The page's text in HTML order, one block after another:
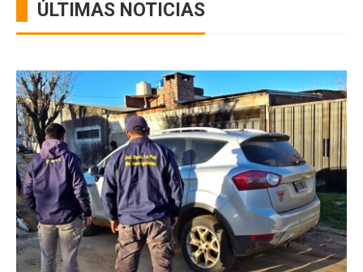
ÚLTIMAS NOTICIAS